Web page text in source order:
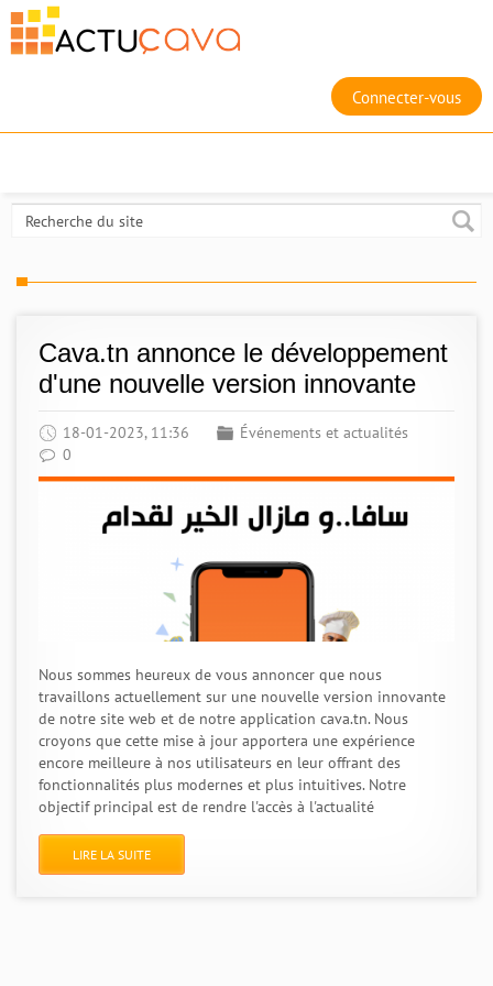
Connecter-vous
Cava.tn annonce le développement
d'une nouvelle version innovante
18-01-2023, 11:36
Événements et actualités
0
Nous sommes heureux de vous annoncer que nous
travaillons actuellement sur une nouvelle version innovante
de notre site web et de notre application cava.tn. Nous
croyons que cette mise à jour apportera une expérience
encore meilleure à nos utilisateurs en leur offrant des
fonctionnalités plus modernes et plus intuitives. Notre
objectif principal est de rendre l'accès à l'actualité
LIRE LA SUITE